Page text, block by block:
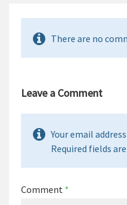
There are no
Leave a Comment
Your email
Required fields
Comment *